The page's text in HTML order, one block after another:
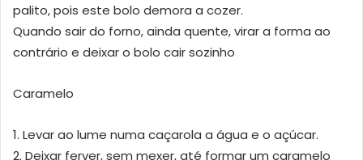
palito, pois este bolo demora a cozer.
Quando sair do forno, ainda quente, virar a forma ao
contrário e deixar o bolo cair sozinho
Caramelo
1. Levar ao lume numa caçarola a água e o açúcar.
2. Deixar ferver, sem mexer, até formar um caramelo